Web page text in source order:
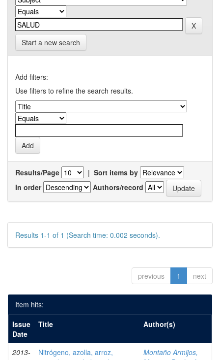
Start a new search
Add filters:
Use filters to refine the search results.
Results/Page | Sort items by
In order
Authors/record
Results 1-1 of 1 (Search time: 0.002 seconds).
previous 1 next
Item hits:
Issue
Date
Title Author(s)
2013-
Nitrógeno, azolla, arroz,
Montaño Armijos,